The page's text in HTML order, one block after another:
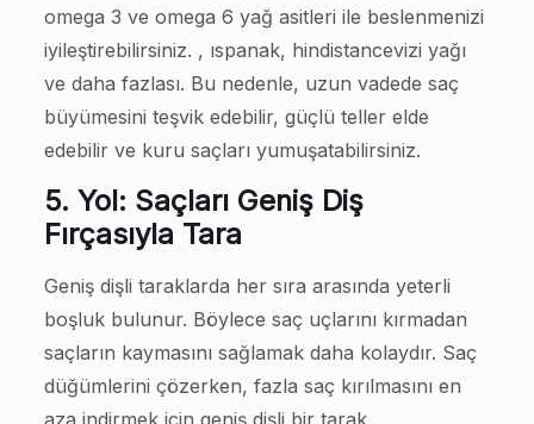
omega 3 ve omega 6 yağ asitleri ile beslenmenizi
iyileştirebilirsiniz. , ıspanak, hindistancevizi yağı
ve daha fazlası. Bu nedenle, uzun vadede saç
büyümesini teşvik edebilir, güçlü teller elde
edebilir ve kuru saçları yumuşatabilirsiniz.
5. Yol: Saçları Geniş Diş
Fırçasıyla Tara
Geniş dişli taraklarda her sıra arasında yeterli
boşluk bulunur. Böylece saç uçlarını kırmadan
saçların kaymasını sağlamak daha kolaydır. Saç
düğümlerini çözerken, fazla saç kırılmasını en
aza indirmek için geniş dişli bir tarak